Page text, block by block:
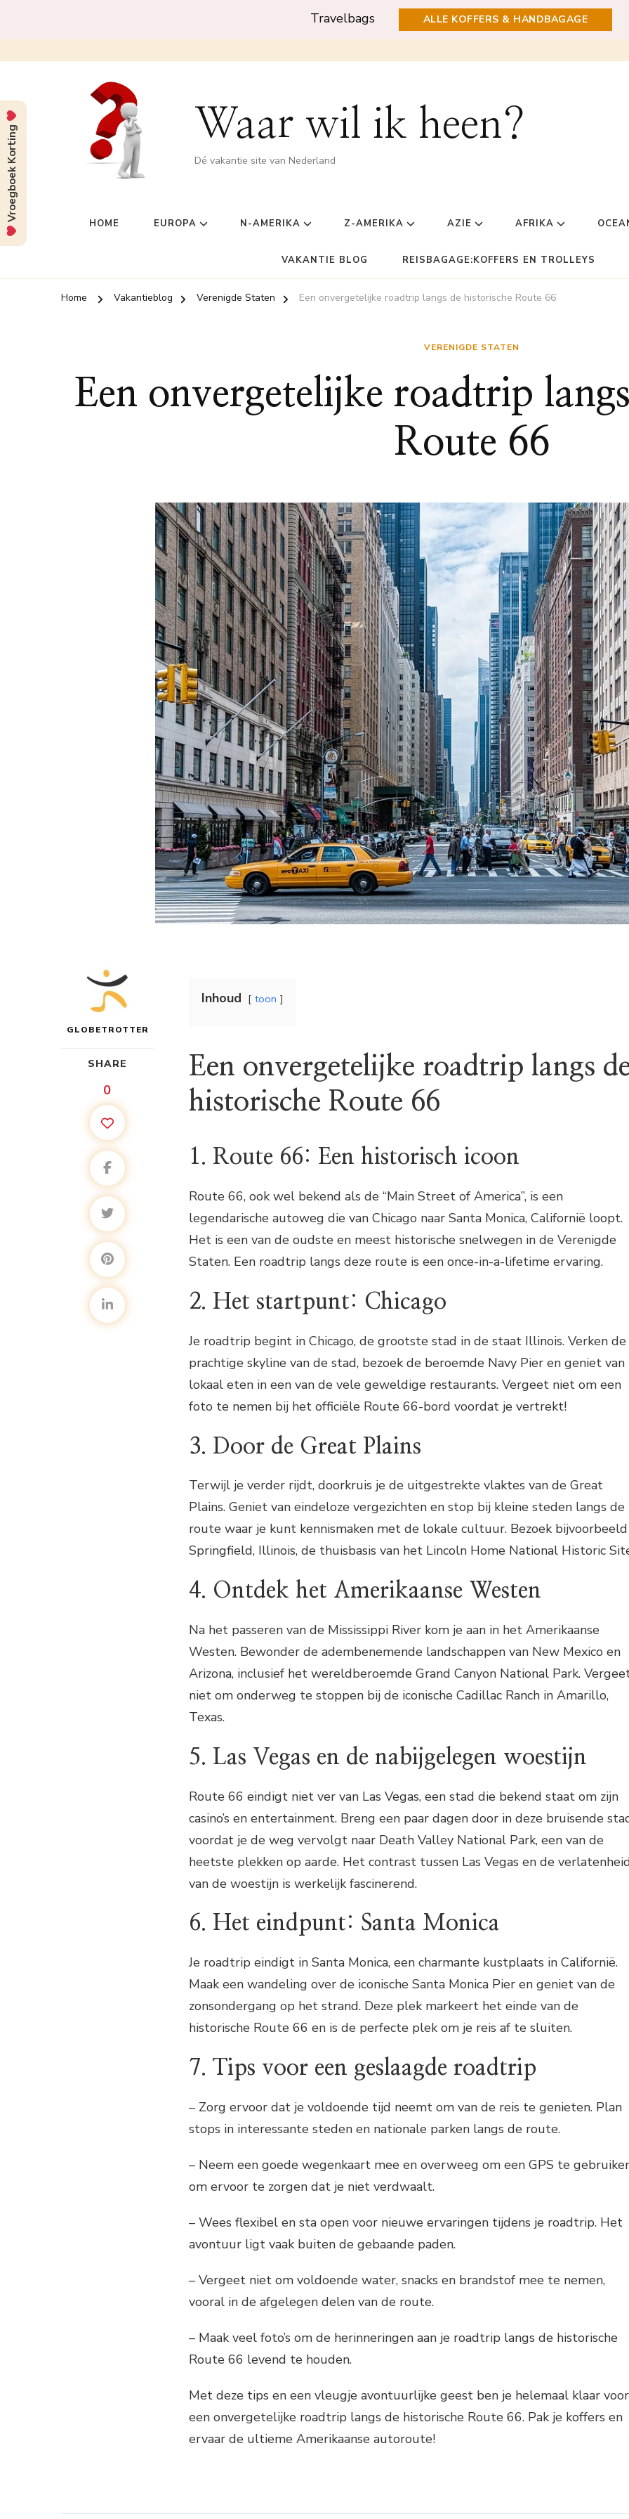
Travelbags ALLE KOFFERS & HANDBAGAGE
Waar wil ik heen?
Dé vakantie site van Nederland
HOME EUROPA N-AMERIKA Z-AMERIKA AZIE AFRIKA
VAKANTIE BLOG REISBAGAGE:KOFFERS EN TROLLEYS
Home Vakantieblog Verenigde Staten Een onvergetelijke roadtrip langs de historische Route 66
VERENIGDE STATEN
Een onvergetelijke roadtrip
Route 66
GLOBETROTTER
SHARE
0
Inhoud toon
Een onvergetelijke roadtrip langs
historische Route 66
1. Route 66: Een historisch icoon
Route 66, ook wel bekend als de “Main Street of America”, is een
legendarische autoweg die van Chicago naar Santa Monica, Californië loopt.
Het is een van de oudste en meest historische snelwegen in de Verenigde
Staten. Een roadtrip langs deze route is een once-in-a-lifetime ervaring.
2. Het startpunt: Chicago
Je roadtrip begint in Chicago, de grootste stad in de staat Illinois. Verken de
prachtige skyline van de stad, bezoek de beroemde Navy Pier en geniet van
lokaal eten in een van de vele geweldige restaurants. Vergeet niet om een
foto te nemen bij het officiële Route 66-bord voordat je vertrekt!
3. Door de Great Plains
Terwijl je verder rijdt, doorkruis je de uitgestrekte vlaktes van de Great
Plains. Geniet van eindeloze vergezichten en stop bij kleine steden langs de
route waar je kunt kennismaken met de lokale cultuur. Bezoek bijvoorbeeld
Springfield, Illinois, de thuisbasis van het Lincoln Home National Historic
4. Ontdek het Amerikaanse Westen
Na het passeren van de Mississippi River kom je aan in het Amerikaanse
Westen. Bewonder de adembenemende landschappen van New Mexico en
Arizona, inclusief het wereldberoemde Grand Canyon National Park.
niet om onderweg te stoppen bij de iconische Cadillac Ranch in Amarillo,
Texas.
5. Las Vegas en de nabijgelegen woestijn
Route 66 eindigt niet ver van Las Vegas, een stad die bekend staat om zijn
casino’s en entertainment. Breng een paar dagen door in deze bruisende
voordat je de weg vervolgt naar Death Valley National Park, een van de
heetste plekken op aarde. Het contrast tussen Las Vegas en de
van de woestijn is werkelijk fascinerend.
6. Het eindpunt: Santa Monica
Je roadtrip eindigt in Santa Monica, een charmante kustplaats in Californië.
Maak een wandeling over de iconische Santa Monica Pier en geniet van de
zonsondergang op het strand. Deze plek markeert het einde van de
historische Route 66 en is de perfecte plek om je reis af te sluiten.
7. Tips voor een geslaagde roadtrip
– Zorg ervoor dat je voldoende tijd neemt om van de reis te genieten. Plan
stops in interessante steden en nationale parken langs de route.
– Neem een goede wegenkaart mee en overweeg om een GPS te
om ervoor te zorgen dat je niet verdwaalt.
– Wees flexibel en sta open voor nieuwe ervaringen tijdens je roadtrip. Het
avontuur ligt vaak buiten de gebaande paden.
– Vergeet niet om voldoende water, snacks en brandstof mee te nemen,
vooral in de afgelegen delen van de route.
– Maak veel foto’s om de herinneringen aan je roadtrip langs de historische
Route 66 levend te houden.
Met deze tips en een vleugje avontuurlijke geest ben je helemaal klaar voor
een onvergetelijke roadtrip langs de historische Route 66. Pak je koffers en
ervaar de ultieme Amerikaanse autoroute!
Vroegboek Korting